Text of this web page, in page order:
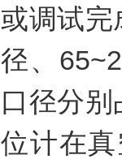
或调试完
径、
口径分
位计在